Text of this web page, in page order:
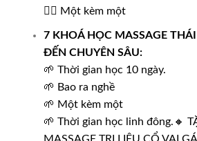
💁‍♀️ Một kèm một
7 KHOÁ HỌC MASSAGE
ĐẾN CHUYÊN SÂU:
🌱 Thời gian học 10 ngày.
🌱 Bao ra nghề
🌱 Một kèm một
🌱 Thời gian học linh đông.🔸
MASSAGE TRỊ LIỆU CỔ VAI